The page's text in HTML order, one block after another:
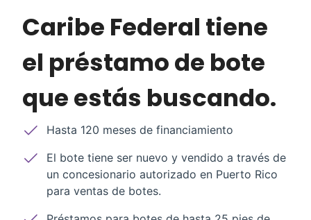
Caribe Federal tiene
el préstamo de bote
que estás buscando.
Hasta 120 meses de financiamiento
El bote tiene ser nuevo y vendido a través de
un concesionario autorizado en Puerto Rico
para ventas de botes.